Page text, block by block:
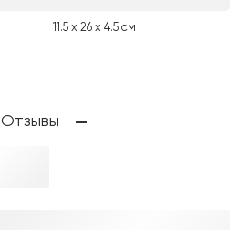
11.5 х 26 х 4.5 см
Отзывы